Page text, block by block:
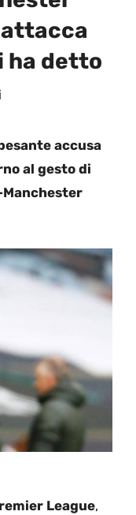
ha detto
accusa
al gesto di
League,